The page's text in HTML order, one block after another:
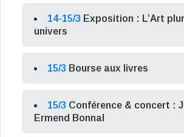
14-15/3 Exposition : L’Art
univers
15/3 Bourse aux livres
15/3 Conférence & concert :
Ermend Bonnal